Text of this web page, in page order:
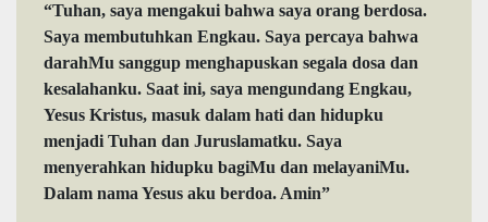
“Tuhan, saya mengakui bahwa saya orang berdosa.
Saya membutuhkan Engkau. Saya percaya bahwa
darahMu sanggup menghapuskan segala dosa dan
kesalahanku. Saat ini, saya mengundang Engkau,
Yesus Kristus, masuk dalam hati dan hidupku
menjadi Tuhan dan Juruslamatku. Saya
menyerahkan hidupku bagiMu dan melayaniMu.
Dalam nama Yesus aku berdoa. Amin”